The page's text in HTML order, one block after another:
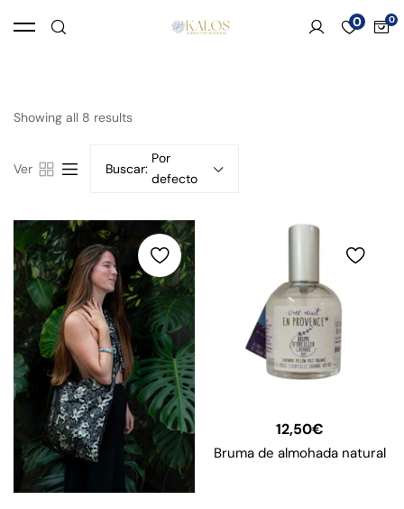
0
Showing all 8 results
Ver Buscar:
Por
defecto
12,50€
Bruma de almohada natural